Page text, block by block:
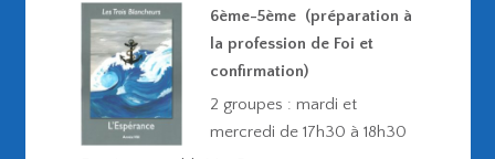
6ème-5ème (préparation à
la profession de Foi et
confirmation)
2 groupes : mardi et
mercredi de 17h30 à 18h30